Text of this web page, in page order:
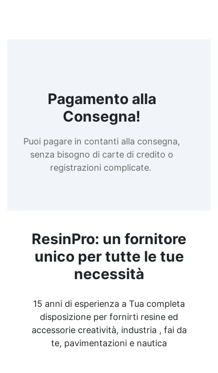
Pagamento alla
Consegna!
Puoi pagare in contanti alla consegna,
senza bisogno di carte di credito o
registrazioni complicate.
ResinPro: un fornitore
unico per tutte le tue
necessità
15 anni di esperienza a Tua completa
disposizione per fornirti resine ed
accessorie creatività, industria , fai da
te, pavimentazioni e nautica